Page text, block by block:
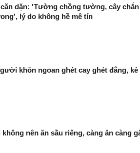
dặn: 'Tường chồng tường, cây
lý do không hề mê tín
khôn ngoan ghét cay ghét đắng,
nên ăn sầu riêng, càng ăn càng